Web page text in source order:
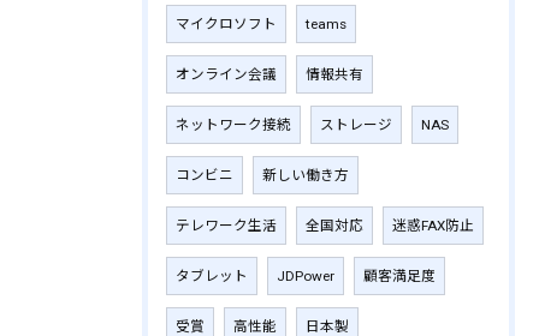
マイクロソフト teams
オンライン会議 情報共有
ネットワーク接続 ストレージ NAS
コンビニ 新しい働き方
テレワーク生活 全国対応 迷惑FAX防止
タブレット JDPower 顧客満足度
受賞 高性能 日本製